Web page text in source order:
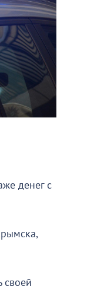
денег с
своей